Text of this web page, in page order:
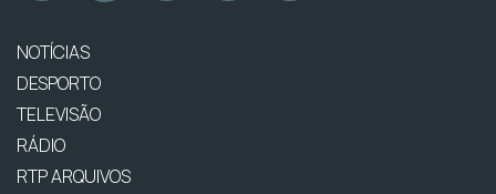
NOTÍCIAS
DESPORTO
TELEVISÃO
RÁDIO
RTP ARQUIVOS